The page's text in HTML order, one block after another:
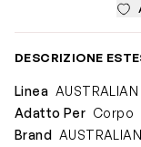
DESCRIZIONE
Linea
Adatto Per Corpo
Brand